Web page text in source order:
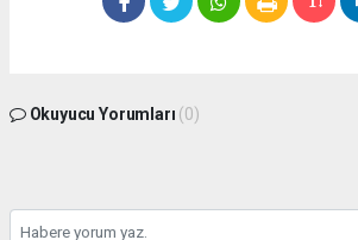
Okuyucu Yorumları (0)